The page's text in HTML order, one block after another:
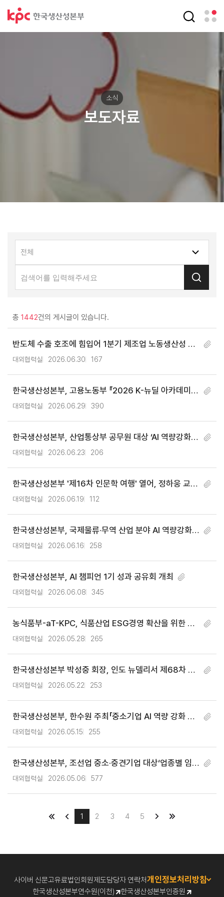
소식
보도자료
총 1442건의 게시글이 있습니다.
반도체 수출 호조에 힘입어 1분기 제조업 노동생산성 6.
6%↑
대외협력실 2026.06.30 167
한국생산성본부, 고용노동부 『2026 K-뉴딜 아카데미』
운영지원센터 선정
대외협력실 2026.06.29 390
한국생산성본부, 산업통상부 공무원 대상 ‘AI 역량강화
프로그램’실시
대외협력실 2026.06.23 206
한국생산성본부 '제16차 인문학 여행' 열어, 정하웅 교수
'성공의 과학: 물리학자와 미술관을 간다면?' 주제로 강
대외협력실 2026.06.19 112
한국생산성본부, 국제물류·무역 산업 분야 AI 역량강화
교육 실시
대외협력실 2026.06.16 258
한국생산성본부, AI 챔피언 1기 성과 공유회 개최
대외협력실 2026.06.08 345
농식품부-aT-KPC, 식품산업 ESG경영 확산을 위한 실
무 인재 양성 교육 본격 실시
대외협력실 2026.05.28 265
한국생산성본부 박성중 회장, 인도 뉴델리서 제68차 AP
O 이사회 참석
대외협력실 2026.05.22 253
한국생산성본부, 한수원 주최「중소기업 AI 역량 강화 프
로그램」교육 성료
대외협력실 2026.05.15 255
한국생산성본부, 조선업 중소·중견기업 대상‘업종별 임금
체계 개선 컨설팅’ 지원 기업 모집
대외협력실 2026.05.06 577
1 2 3 4 5
사이버 신문고유료법인회원제도담당자 연락처개인정보처리방침
한국생산성본부연수원(이천) 한국생산성본부인증원